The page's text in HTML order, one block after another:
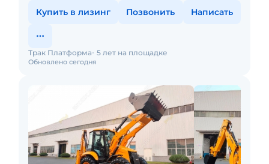
Купить в лизинг Позвонить Написать
Обновлено сегодня
Трак Платформа 5 лет на площадке